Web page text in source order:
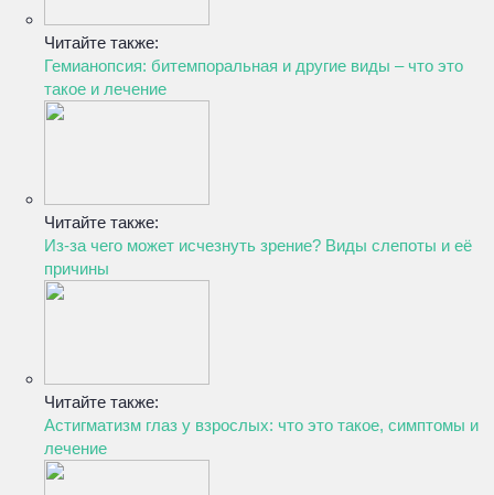
Читайте также:
Гемианопсия: битемпоральная и другие виды – что это
такое и лечение
Читайте также:
Из-за чего может исчезнуть зрение? Виды слепоты и её
причины
Читайте также:
Астигматизм глаз у взрослых: что это такое, симптомы и
лечение